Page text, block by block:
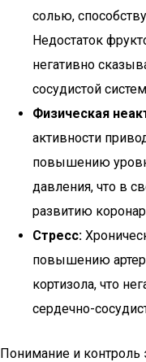
солью,
Недостаток
негативно
сосудистой
Физическая
активности
повышению
давления, что в
развитию
Стресс:
повышению
кортизола, что
сердечно-
Понимание и контроль